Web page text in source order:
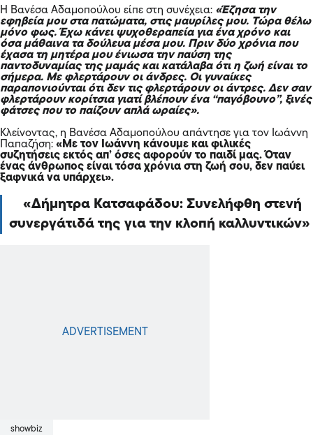
Η Βανέσα Αδαμοπούλου είπε στη συνέχεια: «Έζησα την
εφηβεία μου στα πατώματα, στις μαυρίλες μου. Τώρα θέλω
μόνο φως. Έχω κάνει ψυχοθεραπεία για ένα χρόνο και
όσα μάθαινα τα δούλευα μέσα μου. Πριν δύο χρόνια που
έχασα τη μητέρα μου ένιωσα την παύση της
παντοδυναμίας της μαμάς και κατάλαβα ότι η ζωή είναι το
σήμερα. Με φλερτάρουν οι άνδρες. Οι γυναίκες
παραπονιούνται ότι δεν τις φλερτάρουν οι άντρες. Δεν σαν
φλερτάρουν κορίτσια γιατί βλέπουν ένα “παγόβουνο”, ξινές
φάτσες που το παίζουν απλά ωραίες».
Κλείνοντας, η Βανέσα Αδαμοπούλου απάντησε για τον Ιωάννη
Παπαζήση: «Με τον Ιωάννη κάνουμε και φιλικές
συζητήσεις εκτός απ’ όσες αφορούν το παιδί μας. Όταν
ένας άνθρωπος είναι τόσα χρόνια στη ζωή σου, δεν παύει
ξαφνικά να υπάρχει».
Δήμητρα Κατσαφάδου: Συνελήφθη στενή
συνεργάτιδά της για την κλοπή καλλυντικών
showbiz